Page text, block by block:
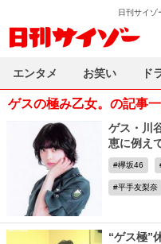
日刊サイゾ
ゲスの極み乙女。の記事
ゲス・川
恵に例え
欅坂46
平手友梨奈
“ゲス極”
エンタメ お笑い ド